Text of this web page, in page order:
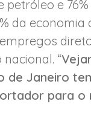
petróleo e
da
“
de Janeiro
para o